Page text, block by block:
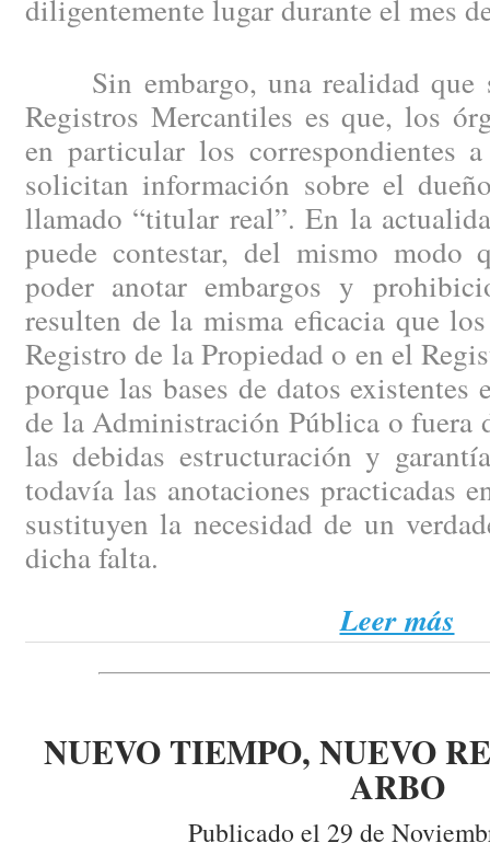
diligentemente lugar durante el mes
Sin embargo, una realidad que
Registros Mercantiles es que, los
en particular los correspondientes
solicitan información sobre el
llamado “titular real”. En la
puede contestar, del mismo modo
poder anotar embargos y
resulten de la misma eficacia que
Registro de la Propiedad o en el
porque las bases de datos
de la Administración Pública o fuera
las debidas estructuración y
todavía las anotaciones practicadas
sustituyen la necesidad de un
dicha falta.
Leer más
NUEVO TIEMPO, NUEVO
ARBO
Publicado el 29 de